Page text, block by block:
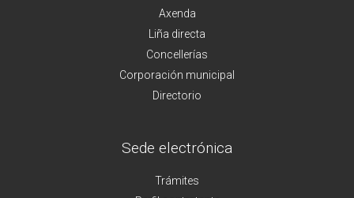
Axenda
Liña directa
Concellerías
Corporación municipal
Directorio
Sede electrónica
Trámites